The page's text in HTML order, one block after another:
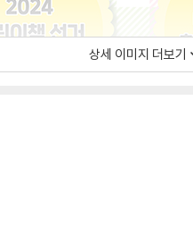
상세 이미지 더보기